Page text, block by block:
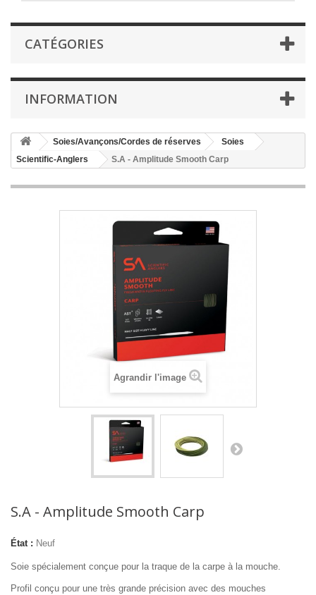
CATÉGORIES
INFORMATION
Soies/Avançons/Cordes de réserves
Soies
Scientific-Anglers
S.A - Amplitude Smooth Carp
Agrandir l'image
S.A - Amplitude Smooth Carp
État : Neuf
Soie spécialement conçue pour la traque de la carpe à la mouche.
Profil conçu pour une très grande précision avec des mouches